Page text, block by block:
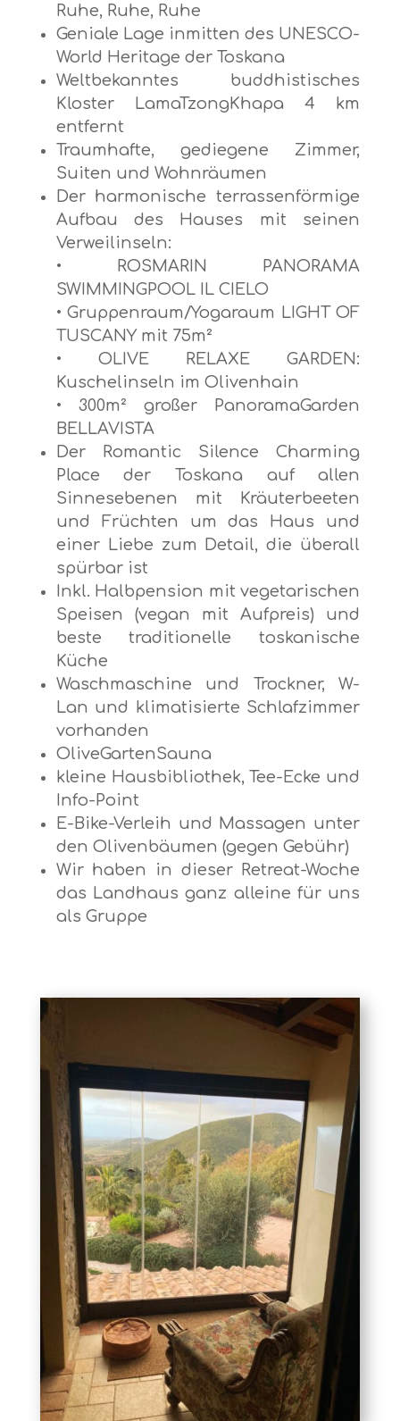
Ruhe, Ruhe, Ruhe
Geniale Lage inmitten des UNESCO-
World Heritage der Toskana
Weltbekanntes buddhistisches
Kloster LamaTzongKhapa 4 km
entfernt
Traumhafte, gediegene Zimmer,
Suiten und Wohnräumen
Der harmonische terrassenförmige
Aufbau des Hauses mit seinen
Verweilinseln:
• ROSMARIN PANORAMA
SWIMMINGPOOL IL CIELO
• Gruppenraum/Yogaraum LIGHT OF
TUSCANY mit 75m²
• OLIVE RELAXE GARDEN:
Kuschelinseln im Olivenhain
• 300m² großer PanoramaGarden
BELLAVISTA
Der Romantic Silence Charming
Place der Toskana auf allen
Sinnesebenen mit Kräuterbeeten
und Früchten um das Haus und
einer Liebe zum Detail, die überall
spürbar ist
Inkl. Halbpension mit vegetarischen
Speisen (vegan mit Aufpreis) und
beste traditionelle toskanische
Küche
Waschmaschine und Trockner, W-
Lan und klimatisierte Schlafzimmer
vorhanden
OliveGartenSauna
kleine Hausbibliothek, Tee-Ecke und
Info-Point
E-Bike-Verleih und Massagen unter
den Olivenbäumen (gegen Gebühr)
Wir haben in dieser Retreat-Woche
das Landhaus ganz alleine für uns
als Gruppe